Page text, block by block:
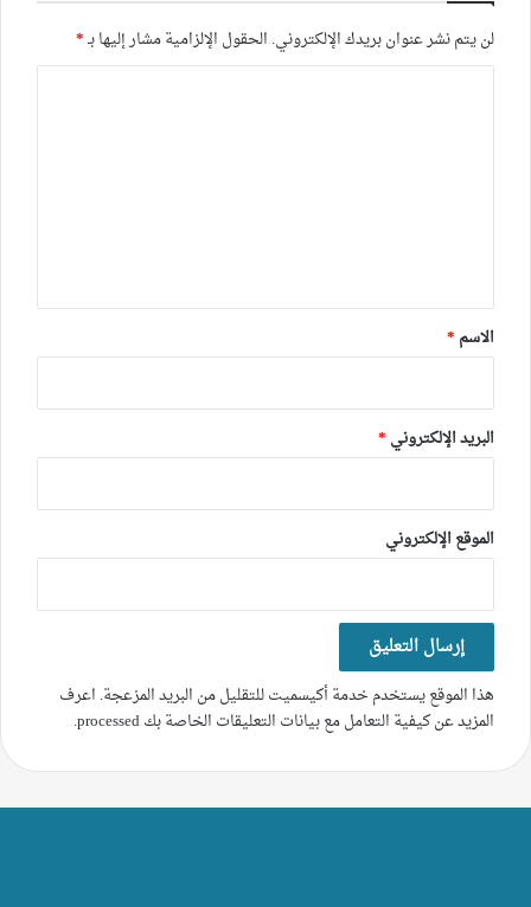
لن يتم نشر عنوان بريدك الإلكتروني. الحقول الإلزامية مشار إليها بـ*
*
الاسم *
البريد الإلكتروني *
الموقع الإلكتروني
هذا الموقع يستخدم خدمة أكيسميت للتقليل من البريد المزعجة. اعرف
المزيد عن كيفية التعامل مع بيانات التعليقات الخاصة بك processed
.